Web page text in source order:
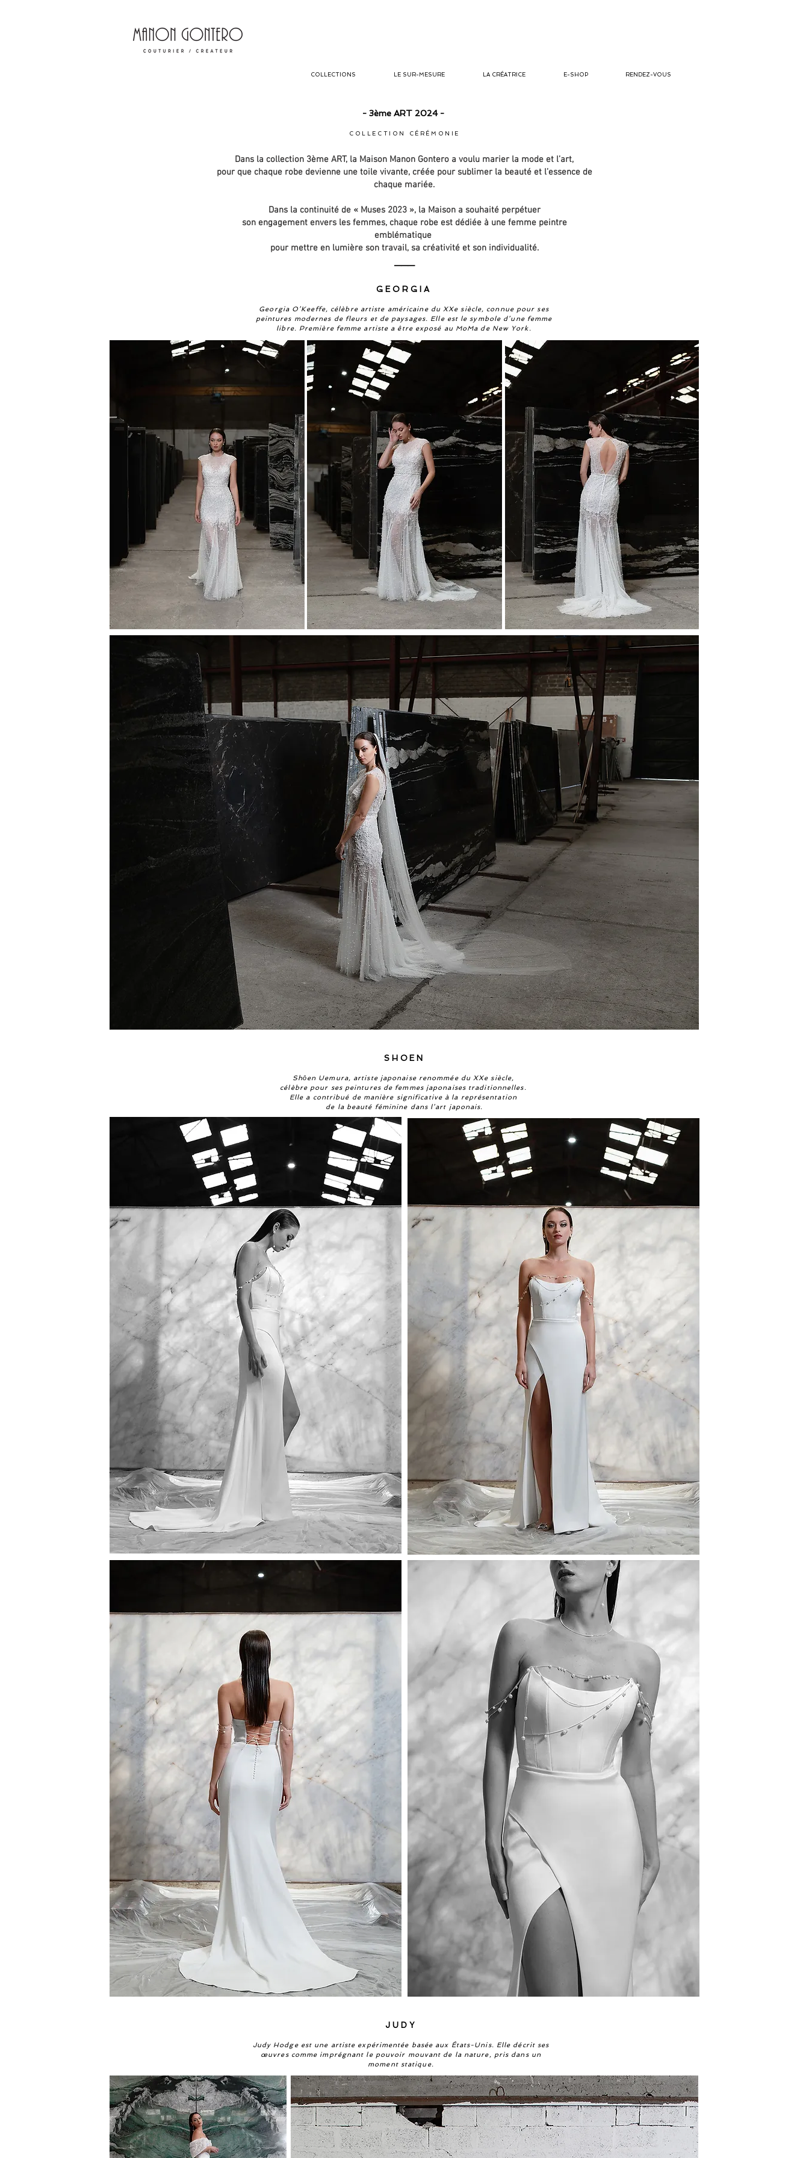
COLLECTIONS LE SUR-MESURE LA CRÉATRICE E-SHOP RENDEZ-VOUS
- 3ème ART 2024 -
COLLECTION CÉRÉMONIE
Dans la collection 3ème ART, la Maison Manon Gontero a voulu marier la mode et l’art,
pour que chaque robe devienne une toile vivante, créée pour sublimer la beauté et l’essence de
chaque mariée.
Dans la continuité de « Muses 2023 », la Maison a souhaité perpétuer
son engagement envers les femmes, chaque robe est dédiée à une femme peintre
emblématique
pour mettre en lumière son travail, sa créativité et son individualité.
___
GEORGIA
Georgia O’Keeffe, célèbre artiste américaine du XXe siècle, connue pour ses
peintures modernes de fleurs et de paysages. Elle est le symbole d’une femme
libre. Première femme artiste a être exposé au MoMa de New York.
SHOEN
Shōen Uemura, artiste japonaise renommée du XXe siècle,
célèbre pour ses peintures de femmes japonaises traditionnelles.
Elle a contribué de manière significative à la représentation
de la beauté féminine dans l’art japonais.
JUDY
Judy Hodge est une artiste expérimentée basée aux États-Unis. Elle décrit ses
œuvres comme imprégnant le pouvoir mouvant de la nature, pris dans un
moment statique.